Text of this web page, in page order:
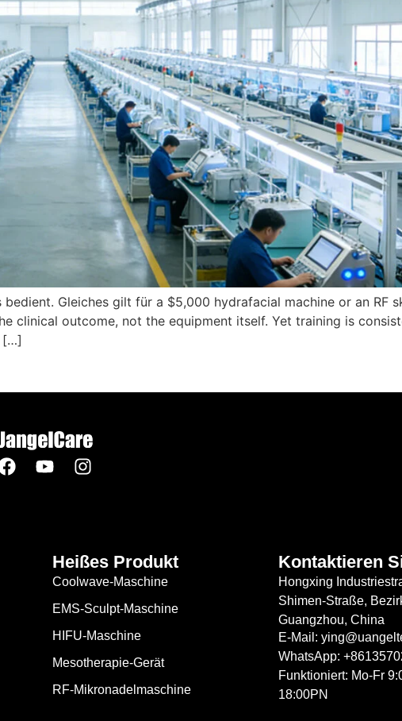
Gleiches gilt für a $5,000 hydrafacial machine or an RF
clinical outcome, not the equipment itself. Yet training is
[…]
Heißes Produkt
Coolwave-Maschine
EMS-Sculpt-Maschine
HIFU-Maschine
Mesotherapie-Gerät
RF-Mikronadelmaschine
Kontaktieren
Hongxing
Shimen-Straße,
Guangzhou, China
E-Mail:
WhatsApp:
Funktioniert: Mo-Fr
18:00PN